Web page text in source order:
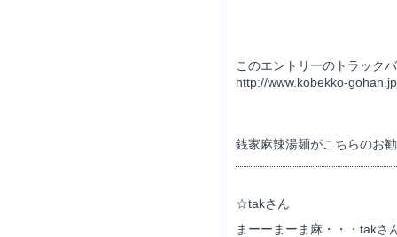
このエントリーのトラック
http://www.kobekko-
銭家麻辣湯麺がこちらのお
☆takさん
まーーまーま麻・・・takさ